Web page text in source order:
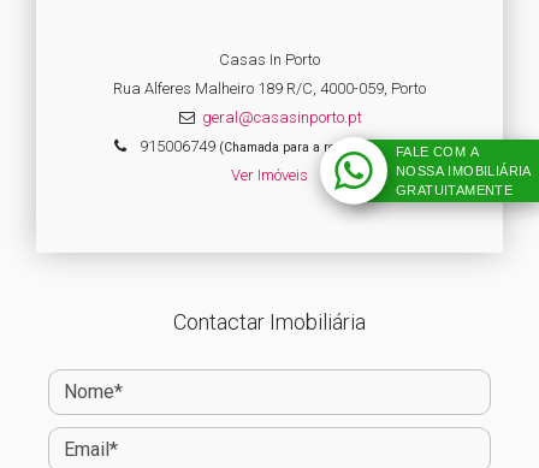
Casas In Porto
Rua Alferes Malheiro 189 R/C, 4000-059, Porto
geral@casasinporto.pt
915006749(Chamada para a rede fixa nacional)
Ver Imóveis
Contactar Imobiliária
FALE COM A
NOSSA IMOBILIÁRIA
GRATUITAMENTE